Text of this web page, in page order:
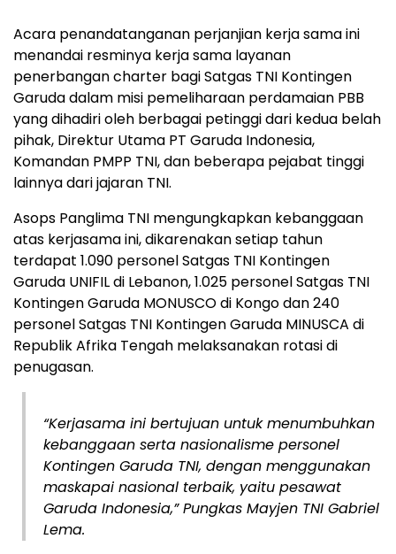
Acara penandatanganan perjanjian kerja sama ini
menandai resminya kerja sama layanan
penerbangan charter bagi Satgas TNI Kontingen
Garuda dalam misi pemeliharaan perdamaian PBB
yang dihadiri oleh berbagai petinggi dari kedua belah
pihak, Direktur Utama PT Garuda Indonesia,
Komandan PMPP TNI, dan beberapa pejabat tinggi
lainnya dari jajaran TNI.
Asops Panglima TNI mengungkapkan kebanggaan
atas kerjasama ini, dikarenakan setiap tahun
terdapat 1.090 personel Satgas TNI Kontingen
Garuda UNIFIL di Lebanon, 1.025 personel Satgas TNI
Kontingen Garuda MONUSCO di Kongo dan 240
personel Satgas TNI Kontingen Garuda MINUSCA di
Republik Afrika Tengah melaksanakan rotasi di
penugasan.
“Kerjasama ini bertujuan untuk menumbuhkan
kebanggaan serta nasionalisme personel
Kontingen Garuda TNI, dengan menggunakan
maskapai nasional terbaik, yaitu pesawat
Garuda Indonesia,” Pungkas Mayjen TNI Gabriel
Lema.